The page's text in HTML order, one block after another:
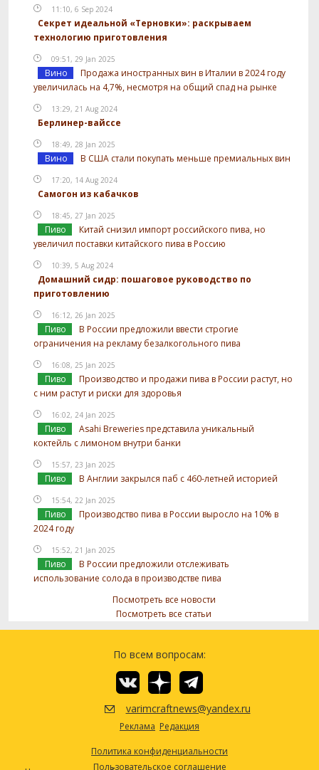
11:10, 6 Sep 2024
Секрет идеальной «Терновки»: раскрываем
технологию приготовления
09:51, 29 Jan 2025
Вино
Продажа иностранных вин в Италии в 2024 году
увеличилась на 4,7%, несмотря на общий спад на рынке
13:29, 21 Aug 2024
Берлинер-вайссе
18:49, 28 Jan 2025
Вино В США стали покупать меньше премиальных вин
17:20, 14 Aug 2024
Самогон из кабачков
18:45, 27 Jan 2025
Пиво
Китай снизил импорт российского пива, но
увеличил поставки китайского пива в Россию
10:39, 5 Aug 2024
Домашний сидр: пошаговое руководство по
приготовлению
16:12, 26 Jan 2025
Пиво
В России предложили ввести строгие
ограничения на рекламу безалкогольного пива
16:08, 25 Jan 2025
Пиво
Производство и продажи пива в России растут, но
с ним растут и риски для здоровья
16:02, 24 Jan 2025
Пиво
Asahi Breweries представила уникальный
коктейль с лимоном внутри банки
15:57, 23 Jan 2025
Пиво В Англии закрылся паб с 460-летней историей
15:54, 22 Jan 2025
Пиво
Производство пива в России выросло на 10% в
2024 году
15:52, 21 Jan 2025
Пиво
В России предложили отслеживать
использование солода в производстве пива
Посмотреть все новости
Посмотреть все статьи
По всем вопросам:
varimcraftnews@yandex.ru
Реклама Редакция
Политика конфиденциальности
Пользовательское соглашение